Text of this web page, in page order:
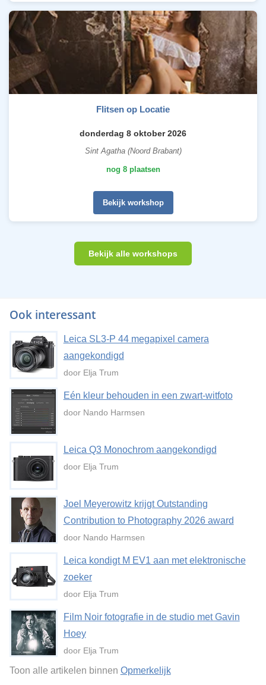
Flitsen op Locatie
donderdag 8 oktober 2026
Sint Agatha (Noord Brabant)
nog 8 plaatsen
Bekijk workshop
Bekijk alle workshops
Ook interessant
Leica SL3-P 44 megapixel camera
aangekondigd
door Elja Trum
Eén kleur behouden in een zwart-witfoto
door Nando Harmsen
Leica Q3 Monochrom aangekondigd
door Elja Trum
Joel Meyerowitz krijgt Outstanding
Contribution to Photography 2026 award
door Nando Harmsen
Leica kondigt M EV1 aan met elektronische
zoeker
door Elja Trum
Film Noir fotografie in de studio met Gavin
Hoey
door Elja Trum
Toon alle artikelen binnen Opmerkelijk